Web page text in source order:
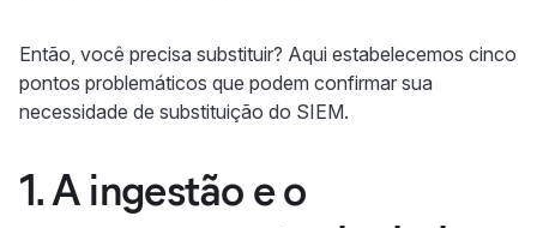
Então, você precisa substituir? Aqui estabelecemos cinco
pontos problemáticos que podem confirmar sua
necessidade de substituição do SIEM.
1. A ingestão e o